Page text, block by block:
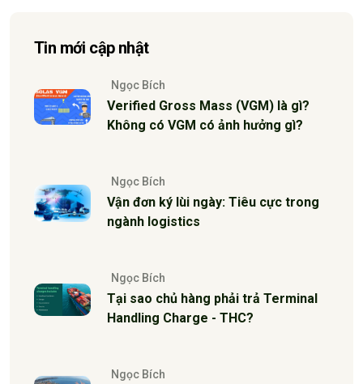
Tin mới cập nhật
Ngọc Bích
Verified Gross Mass (VGM) là gì?
Không có VGM có ảnh hưởng gì?
Ngọc Bích
Vận đơn ký lùi ngày: Tiêu cực trong
ngành logistics
Ngọc Bích
Tại sao chủ hàng phải trả Terminal
Handling Charge - THC?
Ngọc Bích